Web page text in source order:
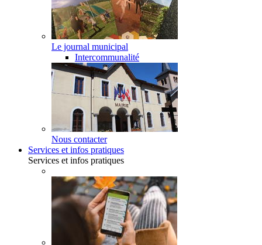
Le journal municipal
Intercommunalité
Nous contacter
Services et infos pratiques
Services et infos pratiques